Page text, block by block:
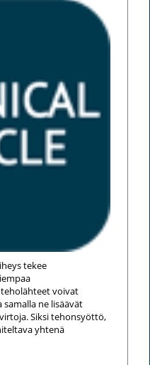
tekee
voivat
ne lisäävät
Siksi tehonsyöttö,
yhtenä